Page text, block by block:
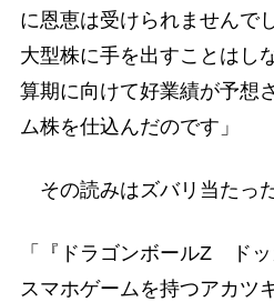
に恩恵は受けられませんで
大型株に手を出すことはし
算期に向けて好業績が予想
ム株を仕込んだのです」
その読みはズバリ当たった
「『ドラゴンボールZ ド
スマホゲームを持つアカツ